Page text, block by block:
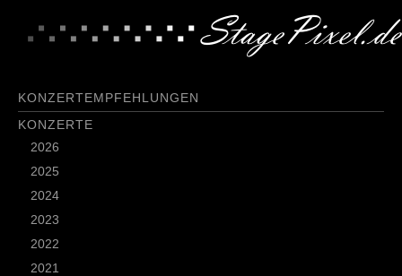
KONZERTEMPFEHLUNGEN
KONZERTE
2026
2025
2024
2023
2022
2021